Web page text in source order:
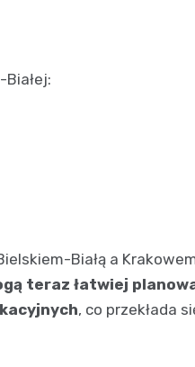
Białą a
teraz łatwiej
, co przekłada